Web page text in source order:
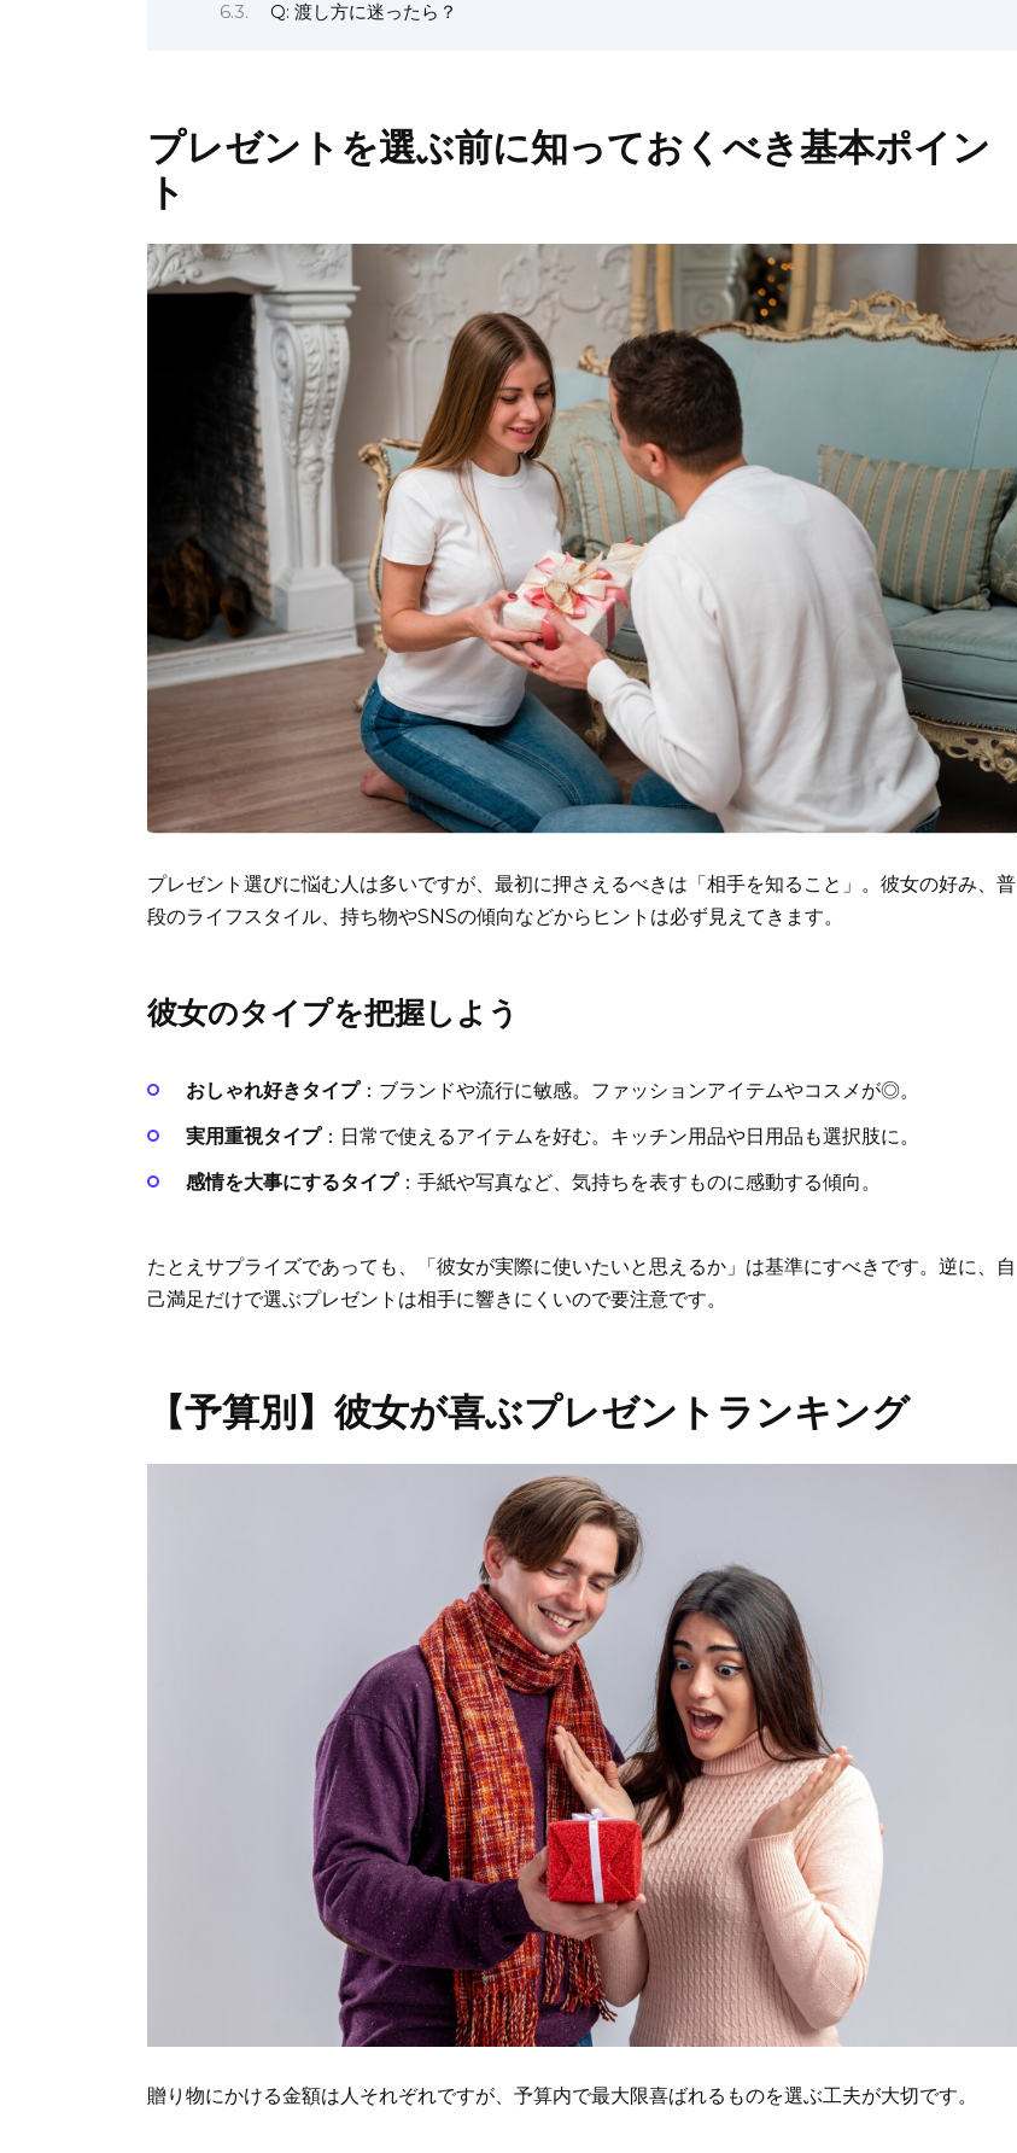
Q: 渡し方に迷ったら？
プレゼントを選ぶ前に知っておくべき基本ポイン
ト
プレゼント選びに悩む人は多いですが、最初に押さえるべきは「相手を知ること」。彼女の好み、普
段のライフスタイル、持ち物やSNSの傾向などからヒントは必ず見えてきます。
彼女のタイプを把握しよう
おしゃれ好きタイプ：ブランドや流行に敏感。ファッションアイテムやコスメが◎。
実用重視タイプ：日常で使えるアイテムを好む。キッチン用品や日用品も選択肢に。
感情を大事にするタイプ：手紙や写真など、気持ちを表すものに感動する傾向。
たとえサプライズであっても、「彼女が実際に使いたいと思えるか」は基準にすべきです。逆に、自
己満足だけで選ぶプレゼントは相手に響きにくいので要注意です。
【予算別】彼女が喜ぶプレゼントランキング
贈り物にかける金額は人それぞれですが、予算内で最大限喜ばれるものを選ぶ工夫が大切です。